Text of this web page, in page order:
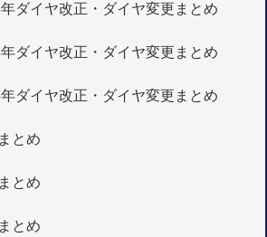
ダイヤ改正・ダイヤ変更まとめ
ダイヤ改正・ダイヤ変更まとめ
ダイヤ改正・ダイヤ変更まとめ
とめ
とめ
とめ